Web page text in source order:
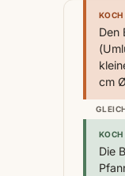
KOCH
Den
cm
KOCH
Die